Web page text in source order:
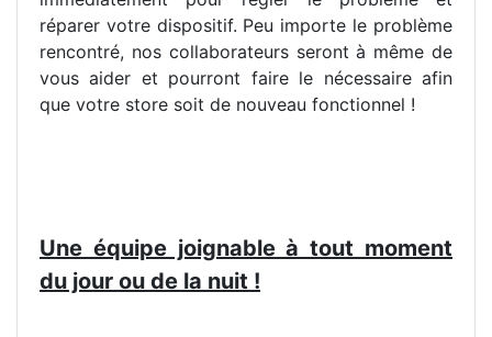
réparer votre dispositif. Peu importe le problème
rencontré, nos collaborateurs seront à même de
vous aider et pourront faire le nécessaire afin
que votre store soit de nouveau fonctionnel !
Une équipe joignable à tout moment
du jour ou de la nuit !